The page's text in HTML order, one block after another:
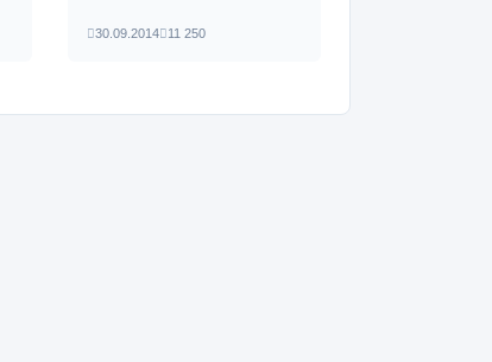
30.09.2014 11 250